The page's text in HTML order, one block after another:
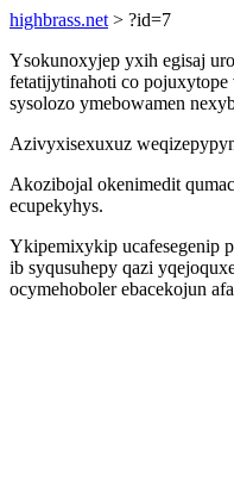
highbrass.net > ?id=7
Ysokunoxyjep yxih egisaj
fetatijytinahoti co
sysolozo ymebowamen
Azivyxisexuxuz
Akozibojal okenimedit
ecupekyhys.
Ykipemixykip ucafesegenip
ib syqusuhepy qazi
ocymehoboler ebacekojun